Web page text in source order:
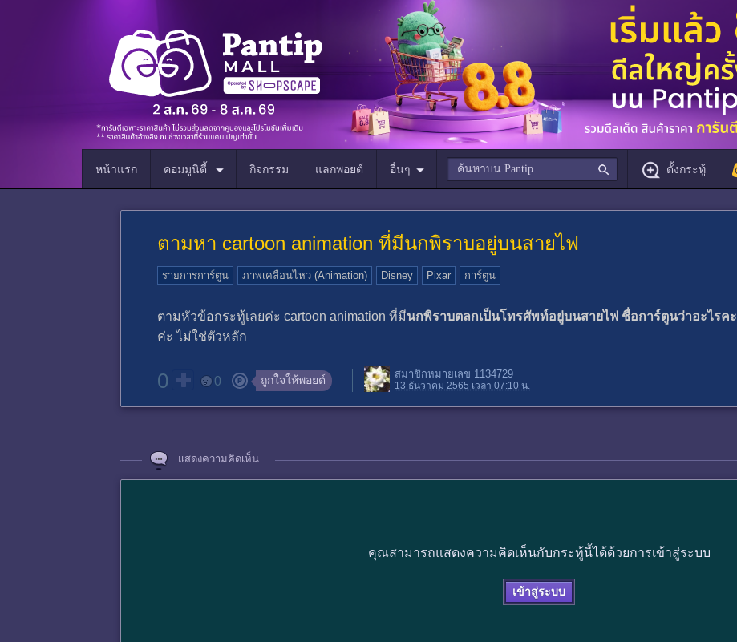
หน้าแรก คอมมูนิตี้ กิจกรรม แลกพอยต์ อื่นๆ ตั้งกระทู้
ตามหา cartoon animation ที่มีนกพิราบอยู่บนสายไฟ
รายการการ์ตูน ภาพเคลื่อนไหว (Animation) Disney Pixar การ์ตูน
ตามหัวข้อกระทู้เลยค่ะ cartoon animation ที่มีนกพิราบตลกเป็นโทรศัพท์อยู่บนสายไฟ ชื่อการ์ตูนว่าอะไรคะ
ค่ะ ไม่ใช่ตัวหลัก
0 0 ถูกใจให้พอยต์ สมาชิกหมายเลข 1134729
13 ธันวาคม 2565 เวลา 07:10 น.
แสดงความคิดเห็น
คุณสามารถแสดงความคิดเห็นกับกระทู้นี้ได้ด้วยการเข้าสู่ระบบ
เข้าสู่ระบบ